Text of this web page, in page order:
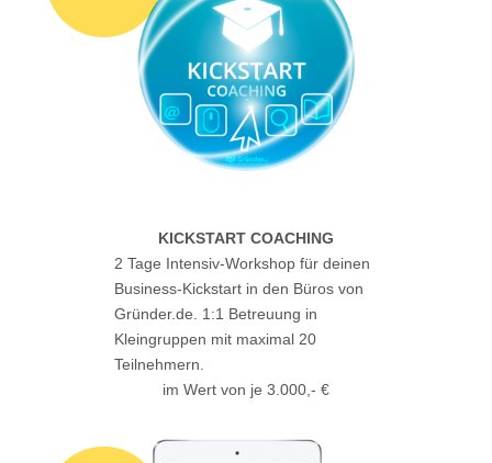
KICKSTART COACHING
2 Tage Intensiv-Workshop für deinen
Business-Kickstart in den Büros von
Gründer.de. 1:1 Betreuung in
Kleingruppen mit maximal 20
Teilnehmern.
im Wert von je 3.000,- €